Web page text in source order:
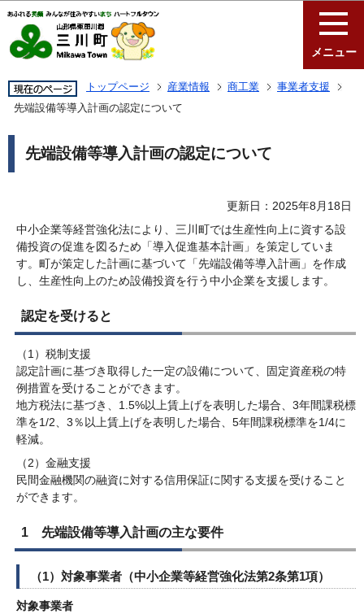
メニュー
トップページ 産業情報 商工業
事業者支援
先端設備等導入計画の認定について
先端設備等導入計画の認定について
更新日：2025年8月18日
中小企業等経営強化法により、三川町では生産性向上に資する設
備投資の促進を図るため「導入促進基本計画」を策定していま
す。町が策定した計画に基づいて「先端設備等導入計画」を作成
し、生産性向上のため設備投資を行う中小企業を支援します。
認定を受けると
（1）税制支援
認定計画に基づき取得した一定の設備について、固定資産税の特
例措置を受けることができます。
地方税法に基づき、1.5%以上賃上げを表明した場合、3年間課税標
準を1/2、3％以上賃上げを表明した場合、5年間課税標準を1/4に
軽減。
（2）金融支援
民間金融機関の融資に対する信用保証に関する支援を受けること
ができます。
1 先端設備等導入計画の主な要件
（1）対象事業者（中小企業等経営強化法第2条第1項）
対象事業者